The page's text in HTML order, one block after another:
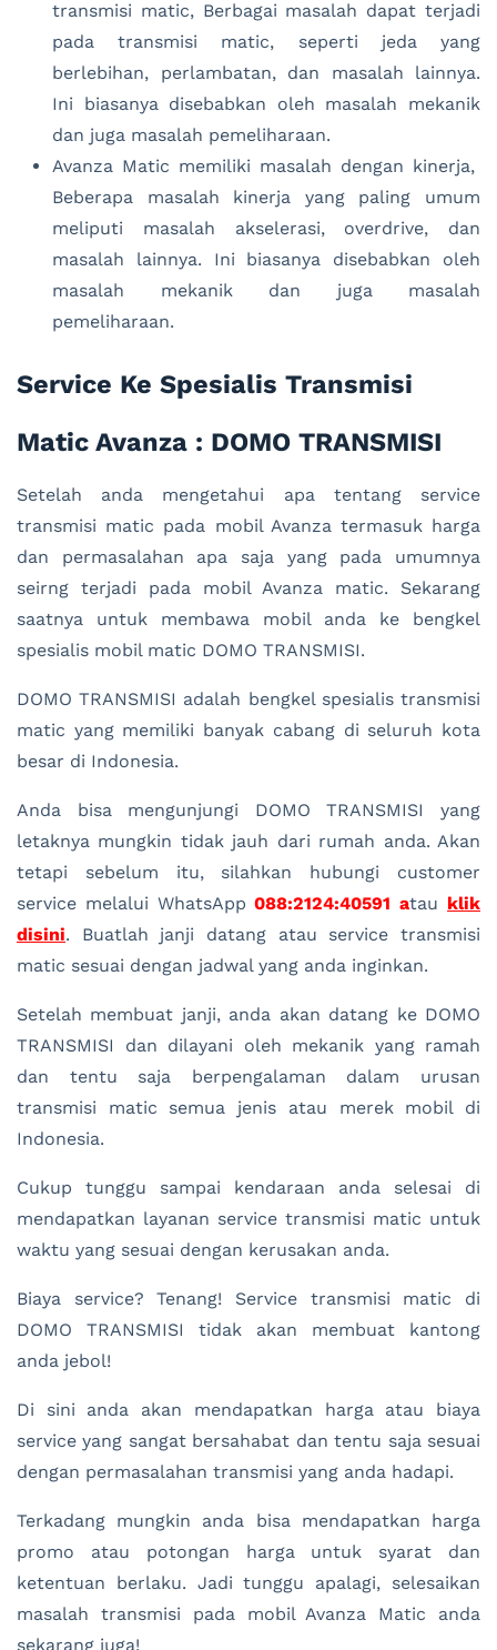
transmisi matic, Berbagai masalah dapat terjadi
pada transmisi matic, seperti jeda yang
berlebihan, perlambatan, dan masalah lainnya.
Ini biasanya disebabkan oleh masalah mekanik
dan juga masalah pemeliharaan.
Avanza Matic memiliki masalah dengan kinerja,
Beberapa masalah kinerja yang paling umum
meliputi masalah akselerasi, overdrive, dan
masalah lainnya. Ini biasanya disebabkan oleh
masalah mekanik dan juga masalah
pemeliharaan.
Service Ke Spesialis Transmisi
Matic Avanza : DOMO TRANSMISI
Setelah anda mengetahui apa tentang service
transmisi matic pada mobil Avanza termasuk harga
dan permasalahan apa saja yang pada umumnya
seirng terjadi pada mobil Avanza matic. Sekarang
saatnya untuk membawa mobil anda ke bengkel
spesialis mobil matic DOMO TRANSMISI.
DOMO TRANSMISI adalah bengkel spesialis transmisi
matic yang memiliki banyak cabang di seluruh kota
besar di Indonesia.
Anda bisa mengunjungi DOMO TRANSMISI yang
letaknya mungkin tidak jauh dari rumah anda. Akan
tetapi sebelum itu, silahkan hubungi customer
service melalui WhatsApp 088:2124:40591 atau klik
disini. Buatlah janji datang atau service transmisi
matic sesuai dengan jadwal yang anda inginkan.
Setelah membuat janji, anda akan datang ke DOMO
TRANSMISI dan dilayani oleh mekanik yang ramah
dan tentu saja berpengalaman dalam urusan
transmisi matic semua jenis atau merek mobil di
Indonesia.
Cukup tunggu sampai kendaraan anda selesai di
mendapatkan layanan service transmisi matic untuk
waktu yang sesuai dengan kerusakan anda.
Biaya service? Tenang! Service transmisi matic di
DOMO TRANSMISI tidak akan membuat kantong
anda jebol!
Di sini anda akan mendapatkan harga atau biaya
service yang sangat bersahabat dan tentu saja sesuai
dengan permasalahan transmisi yang anda hadapi.
Terkadang mungkin anda bisa mendapatkan harga
promo atau potongan harga untuk syarat dan
ketentuan berlaku. Jadi tunggu apalagi, selesaikan
masalah transmisi pada mobil Avanza Matic anda
sekarang juga!